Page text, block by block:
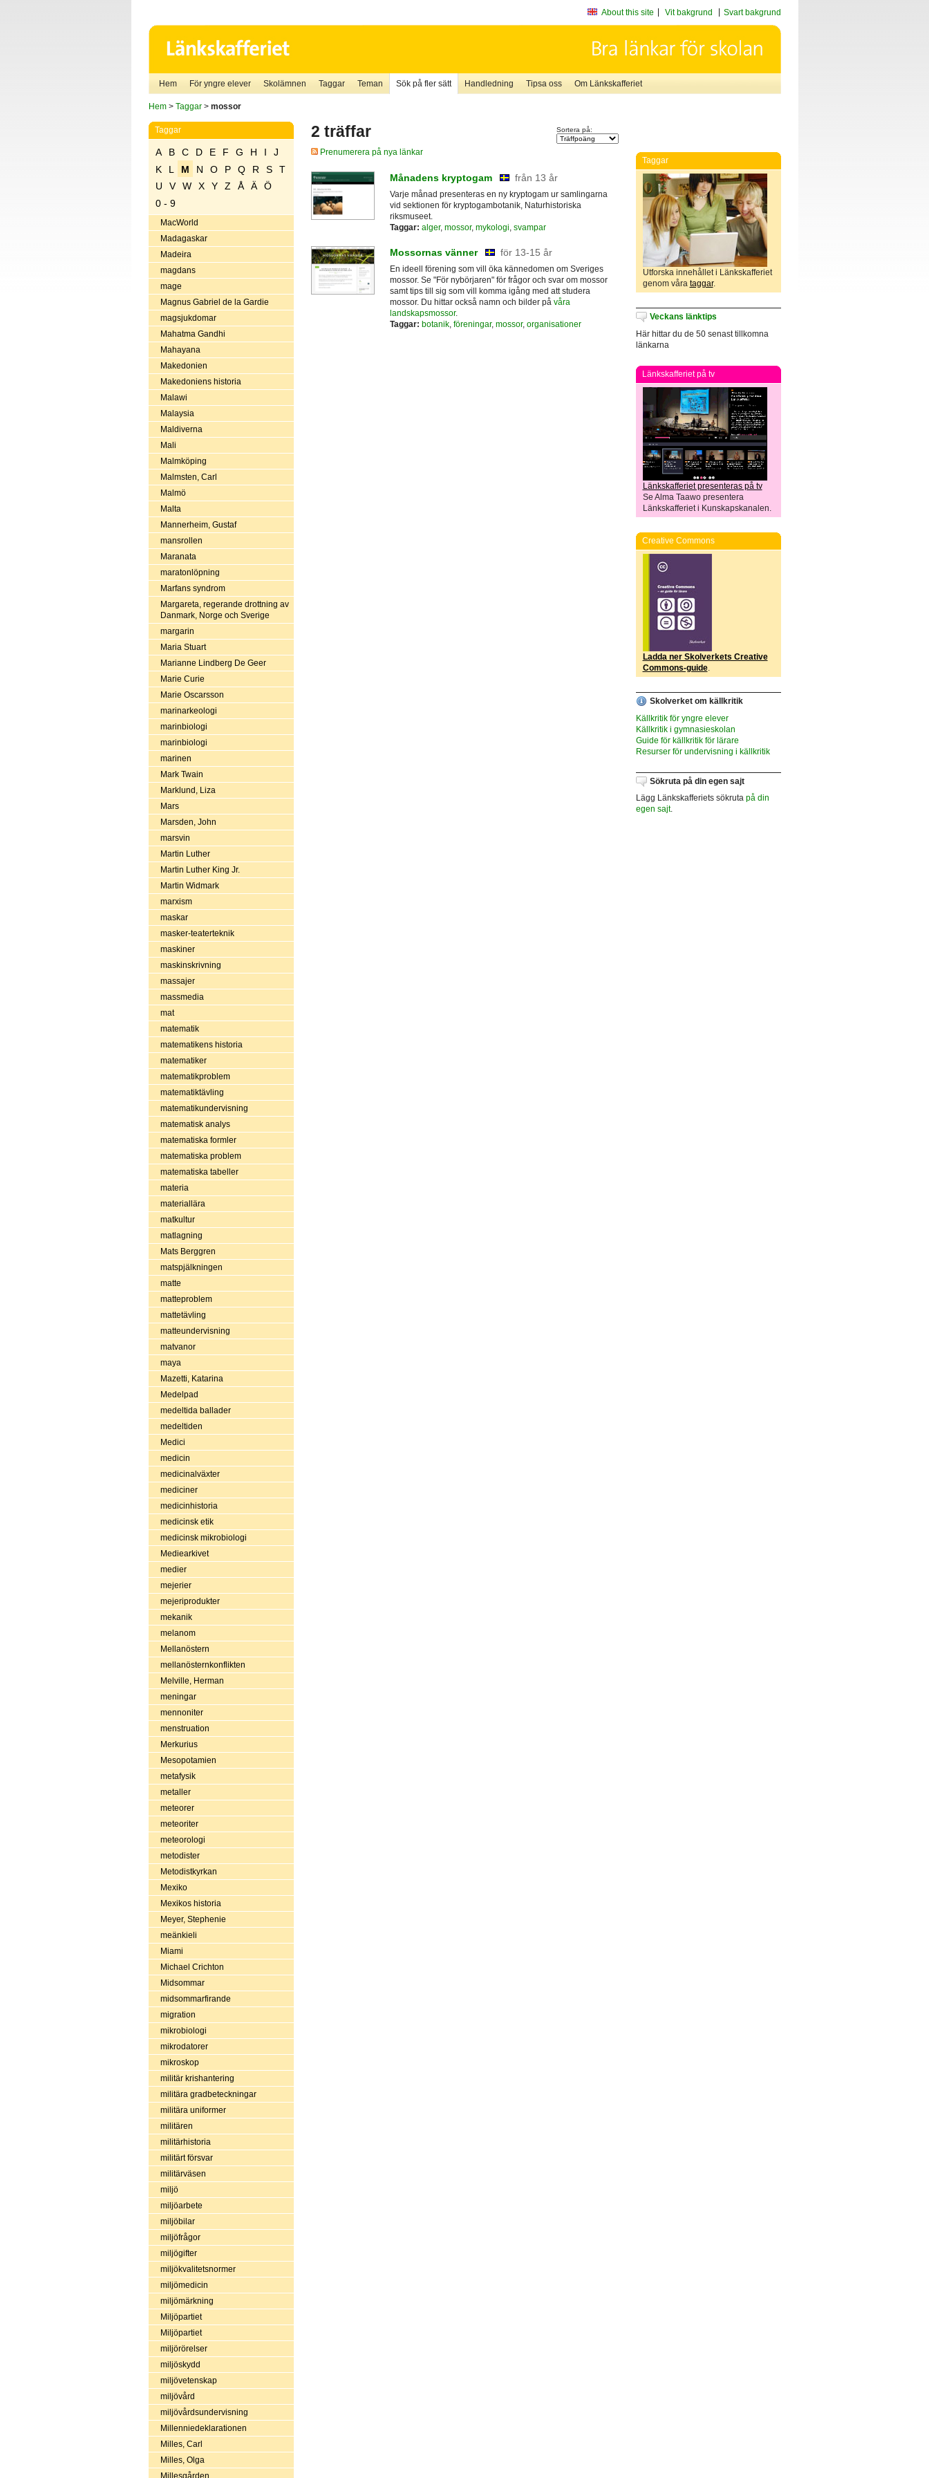
About this site Vit bakgrund Svart bakgrund
Hem För yngre elever Skolämnen Taggar Teman Sök på fler sätt Handledning Tipsa oss Om Länkskafferiet
Hem> Taggar> mossor
Taggar
A B C D E F G H I
J
K
L M N O P Q R S
T
U
V W X Y Z Å Ä
Ö
0 - 9
MacWorld
Madagaskar
Madeira
magdans
mage
Magnus Gabriel de la Gardie
magsjukdomar
Mahatma Gandhi
Mahayana
Makedonien
Makedoniens historia
Malawi
Malaysia
Maldiverna
Mali
Malmköping
Malmsten, Carl
Malmö
Malta
Mannerheim, Gustaf
mansrollen
Maranata
maratonlöpning
Marfans syndrom
Margareta, regerande drottning av
Danmark, Norge och Sverige
margarin
Maria Stuart
Marianne Lindberg De Geer
Marie Curie
Marie Oscarsson
marinarkeologi
marinbiologi
marinbiologi
marinen
Mark Twain
Marklund, Liza
Mars
Marsden, John
marsvin
Martin Luther
Martin Luther King Jr.
Martin Widmark
marxism
maskar
masker-teaterteknik
maskiner
maskinskrivning
massajer
massmedia
mat
matematik
matematikens historia
matematiker
matematikproblem
matematiktävling
matematikundervisning
matematisk analys
matematiska formler
matematiska problem
matematiska tabeller
materia
materiallära
matkultur
matlagning
Mats Berggren
matspjälkningen
matte
matteproblem
mattetävling
matteundervisning
matvanor
maya
Mazetti, Katarina
Medelpad
medeltida ballader
medeltiden
Medici
medicin
medicinalväxter
mediciner
medicinhistoria
medicinsk etik
medicinsk mikrobiologi
Mediearkivet
medier
mejerier
mejeriprodukter
mekanik
melanom
Mellanöstern
mellanösternkonflikten
Melville, Herman
meningar
mennoniter
menstruation
Merkurius
Mesopotamien
metafysik
metaller
meteorer
meteoriter
meteorologi
metodister
Metodistkyrkan
Mexiko
Mexikos historia
Meyer, Stephenie
meänkieli
Miami
Michael Crichton
Midsommar
midsommarfirande
migration
mikrobiologi
mikrodatorer
mikroskop
militär krishantering
militära gradbeteckningar
militära uniformer
militären
militärhistoria
militärt försvar
militärväsen
miljö
miljöarbete
miljöbilar
miljöfrågor
miljögifter
miljökvalitetsnormer
miljömedicin
miljömärkning
Miljöpartiet
Miljöpartiet
miljörörelser
miljöskydd
miljövetenskap
miljövård
miljövårdsundervisning
Millenniedeklarationen
Milles, Carl
Milles, Olga
Millesgården
2 träffar Sortera på:
Prenumerera på nya länkar
Månadens kryptogam från 13 år
Varje månad presenteras en ny kryptogam ur samlingarna
vid sektionen för kryptogambotanik, Naturhistoriska
riksmuseet.
Taggar: alger, mossor, mykologi svampar
Mossornas vänner för 13-15 år
En ideell förening som vill öka kännedomen om Sveriges
mossor. Se "För nybörjaren" för frågor och svar om mossor
samt tips till sig som vill komma igång med att studera
mossor. Du hittar också namn och bilder på våra
landskapsmossor.
Taggar: botanik, föreningar, mossor, organisationer
Taggar
Utforska innehållet i Länkskafferiet
genom våra taggar.
Veckans länktips
Här hittar du de 50 senast tillkomna
länkarna
Länkskafferiet på tv
Länkskafferiet presenteras på tv
Se Alma Taawo presentera
Länkskafferiet i Kunskapskanalen.
Creative Commons
Ladda ner Skolverkets Creative
Commons-guide.
Skolverket om källkritik
Källkritik för yngre elever
Källkritik i gymnasieskolan
Guide för källkritik för lärare
Resurser för undervisning i källkritik
Sökruta på din egen sajt
Lägg Länkskafferiets sökruta på din
egen sajt.